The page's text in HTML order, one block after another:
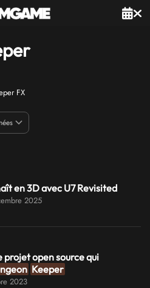
FX
en 3D avec U7 Revisited
2025
projet open source qui
Keeper
2023